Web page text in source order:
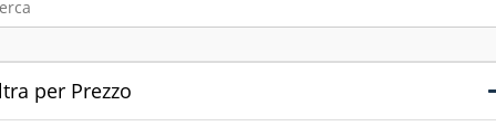
per Prezzo